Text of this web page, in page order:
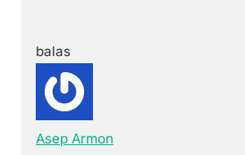
balas
Asep Armon